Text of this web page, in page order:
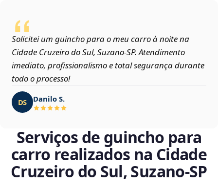
Solicitei um guincho para o meu carro à noite na
Cidade Cruzeiro do Sul, Suzano‑SP. Atendimento
imediato, profissionalismo e total segurança durante
todo o processo!
DS Danilo S.
Serviços de guincho para
carro realizados na Cidade
Cruzeiro do Sul, Suzano‑SP